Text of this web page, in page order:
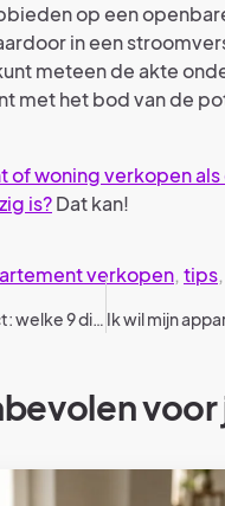
op een
in een
meteen de akte
met het bod van de
of woning verkopen als
is?Dat kan!
verkopen,tips,
Huurcontract: welke 9 dingen moeten er zeker instaan?
voor